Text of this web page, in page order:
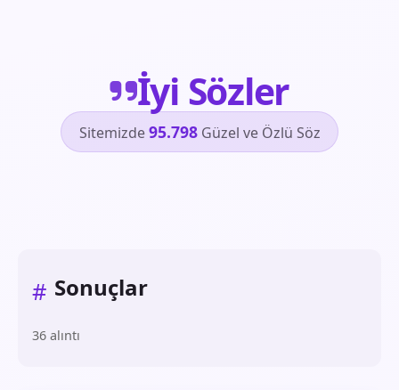
İyi Sözler
Sitemizde95.798Güzel ve Özlü Söz
# Sonuçlar
36 alıntı